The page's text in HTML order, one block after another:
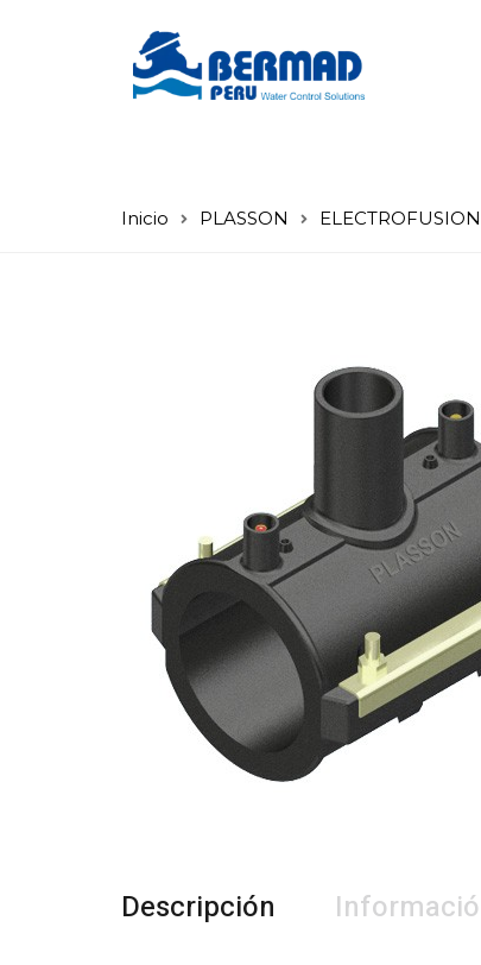
Inicio PLASSON
Descripción